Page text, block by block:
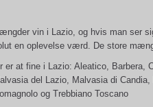
vin i Lazio, og hvis man ser
en oplevelse værd. De store
er at fine i Lazio: Aleatico,
del Lazio, Malvasia di
og Trebbiano Toscano